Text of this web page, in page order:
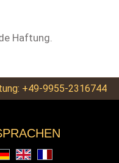
Haftung.
+49-9955-2316744
Deutsch
EnglishFrançais